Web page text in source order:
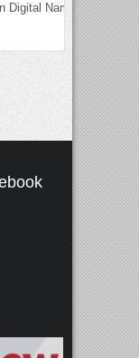
Nama